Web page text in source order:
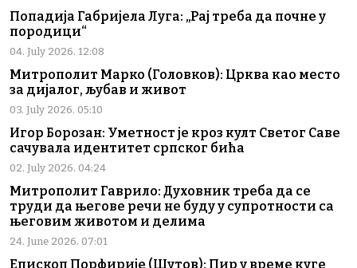
Попадија Габријела Луга: „Рај треба да почне у
породици“
04. July 2026. 12:08
Митрополит Марко (Головков): Црква као место
за дијалог, љубав и живот
03. July 2026. 05:10
Игор Борозан: Уметност је кроз култ Светог Саве
сачувала идентитет српског бића
02. July 2026. 04:24
Митрополит Гаврило: Духовник треба да се
труди да његове речи не буду у супротности са
његовим животом и делима
24. June 2026. 07:01
Епископ Порфирије (Шутов): Пир у време куге